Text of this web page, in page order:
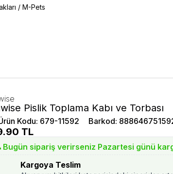
/M-Pets
Pislik Toplama Kabı ve Torbası
Kodu: 679-11592 Barkod:
TL
Bugün sipariş verirseniz Pazartesi günü
Kargoya Teslim